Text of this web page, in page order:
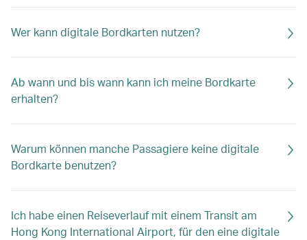
Wer kann digitale Bordkarten nutzen?
Ab wann und bis wann kann ich meine Bordkarte
erhalten?
Warum können manche Passagiere keine digitale
Bordkarte benutzen?
Ich habe einen Reiseverlauf mit einem Transit am
Hong Kong International Airport, für den eine digitale